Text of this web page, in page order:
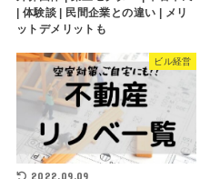
| 体験談 | 民間企業との違い | メリ
ットデメリットも
ビル経営
2022.09.09